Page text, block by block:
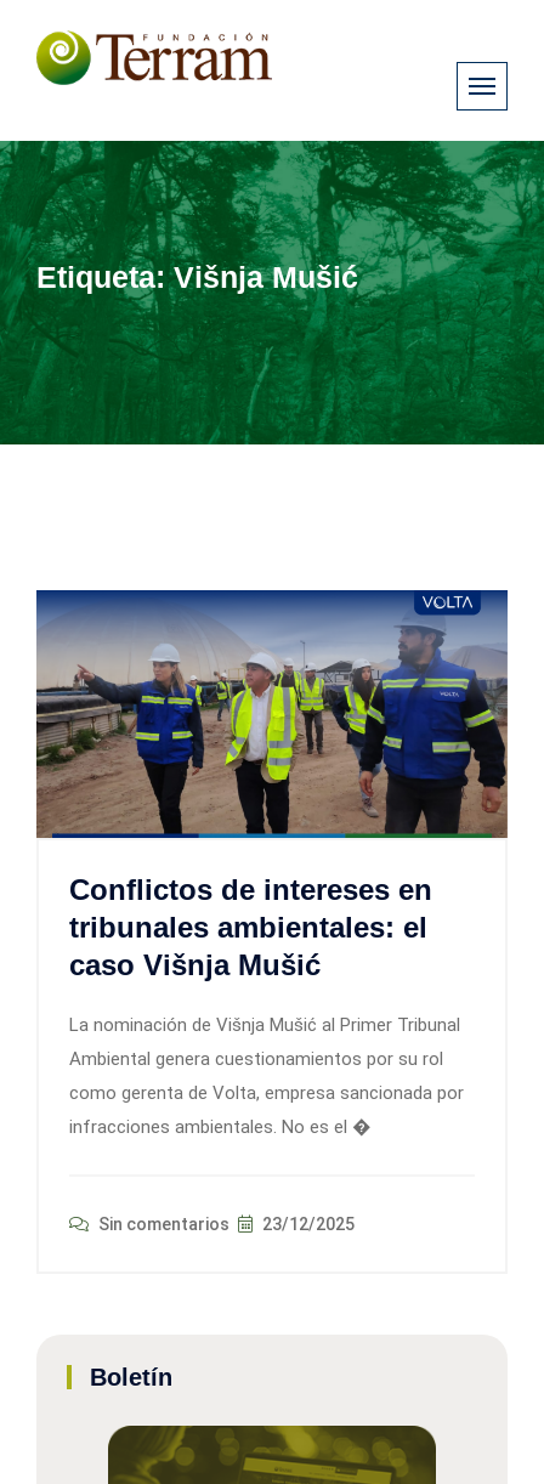
Etiqueta:Višnja Mušić
Conflictos de intereses en
tribunales ambientales: el
caso Višnja Mušić
La nominación de Višnja Mušić al Primer Tribunal
Ambiental genera cuestionamientos por su rol
como gerenta de Volta, empresa sancionada por
infracciones ambientales. No es el �
Sin comentarios 23/12/2025
Boletín